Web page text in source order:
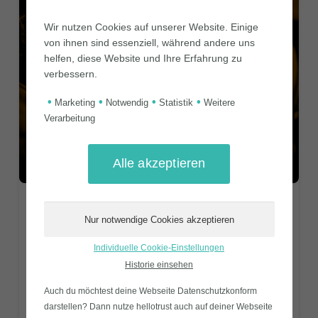
FAHRERUNTERWEISUNG
(AUSSENDIENST)
14,90€9,90€
Fahrerunterweisung erfahren Ihre
Mitarbeitenden, wie sie Fahrzeugen im
beruflichen Kontext, einschließlich
Dienstfahrzeugen, Mietwagen und
Wir nutzen Cookies auf unserer Website. Einige
von ihnen sind essenziell, während andere uns
helfen, diese Website und Ihre Erfahrung zu
verbessern.
• Marketing • Notwendig • Statistik • Weitere
Verarbeitung
Individuelle Cookie-Einstellungen
Historie einsehen
Auch du möchtest deine Webseite Datenschutzkonform
darstellen? Dann nutze hellotrust auch auf deiner Webseite